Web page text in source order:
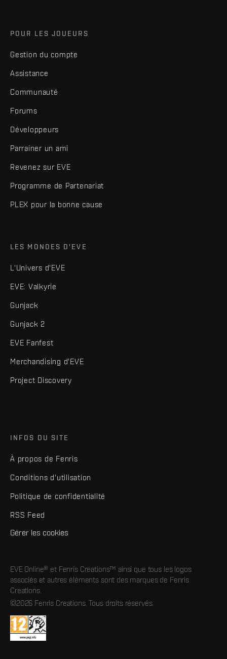
POUR LES JOUEURS
Gestion du compte
Assistance
Communauté
Forums
Développeurs
Parrainer un ami
Revenez sur EVE
Programme de Partenariat
PLEX pour la bonne cause
LES MONDES D'EVE
L'Univers d'EVE
EVE: Valkyrie
Gunjack
Gunjack 2
EVE Fanfest
Merchandising d'EVE
Project Discovery
INFOS DU SITE
À propos de Fenris
Conditions d'utilisation
Politique de confidentialité
RSS Feed
Gérer les cookies
EVE Online® et Fenris Creations™ ainsi que tous les logos
associés et autres éléments sont des marques de Fenris
Creations.
©2026 Fenris Creations. Tous droits réservés.